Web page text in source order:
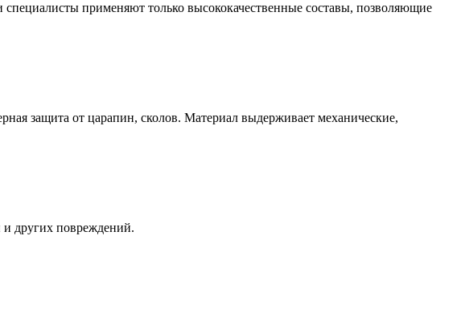
применяют только высококачественные составы, позволяющие
защита от царапин, сколов. Материал выдерживает механические,
и других повреждений.